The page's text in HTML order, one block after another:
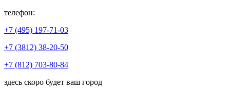
телефон:
+7 (495) 197-71-03
+7 (3812) 38-20-50
+7 (812) 703-80-84
здесь скоро будет ваш город